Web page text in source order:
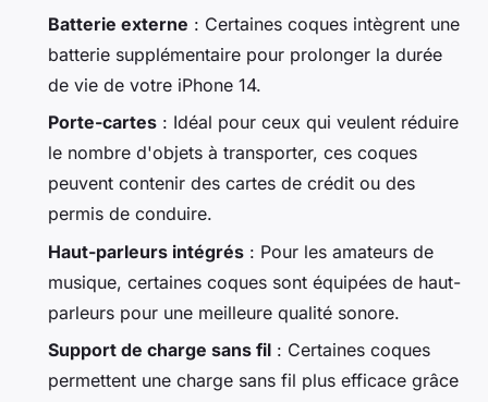
Batterie externe : Certaines coques intègrent une
batterie supplémentaire pour prolonger la durée
de vie de votre iPhone 14.
Porte-cartes : Idéal pour ceux qui veulent réduire
le nombre d'objets à transporter, ces coques
peuvent contenir des cartes de crédit ou des
permis de conduire.
Haut-parleurs intégrés : Pour les amateurs de
musique, certaines coques sont équipées de haut-
parleurs pour une meilleure qualité sonore.
Support de charge sans fil : Certaines coques
permettent une charge sans fil plus efficace grâce